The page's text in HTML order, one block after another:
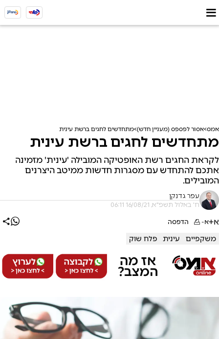
אמס אסור לפספס (מעניין חדש) מתחדשים לחגים ברשת עינית
מתחדשים לחגים ברשת עינית
לקראת החגים רשת האופטיקה המובילה 'עינית' מזמינה
אתכם להתחדש עם מסגרות חדשות ממיטב היצרנים
המובילים.
עפר גדנקן
ח' באלול תשפ"א, 16/08/21 06:11
א+א- הדפסה
משקפיים עינית פלח שוק